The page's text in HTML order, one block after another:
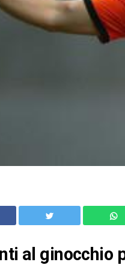
al ginocchio